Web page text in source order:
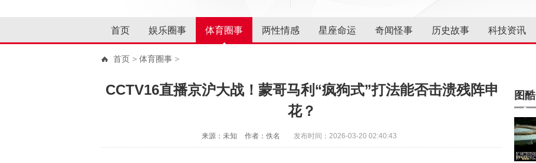
首页 娱乐圈事 体育圈事 两性情感 星座命运 奇闻怪事 历史故事 科技资讯
首页 > 体育圈事 >
CCTV16直播京沪大战！蒙哥马利“疯狗式”打法能否击溃残阵申
花？
来源：未知 作者：佚名 发布时间：2026-03-20 02:40:43
图酷